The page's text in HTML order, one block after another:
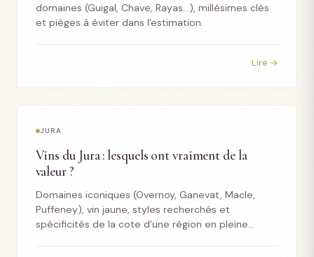
domaines (Guigal, Chave, Rayas…), millésimes clés
et pièges à éviter dans l'estimation.
Lire →
JURA
Vins du Jura : lesquels ont vraiment de la
valeur ?
Domaines iconiques (Overnoy, Ganevat, Macle,
Puffeney), vin jaune, styles recherchés et
spécificités de la cote d'une région en pleine